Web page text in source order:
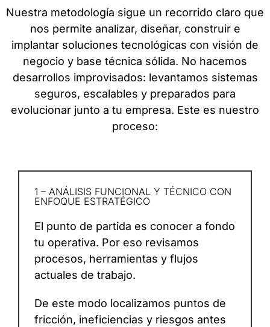
Nuestra metodología sigue un recorrido claro que
nos permite analizar, diseñar, construir e
implantar soluciones tecnológicas con visión de
negocio y base técnica sólida. No hacemos
desarrollos improvisados: levantamos sistemas
seguros, escalables y preparados para
evolucionar junto a tu empresa. Este es nuestro
proceso:
1 – ANÁLISIS FUNCIONAL Y TÉCNICO CON
ENFOQUE ESTRATÉGICO
El punto de partida es conocer a fondo
tu operativa. Por eso revisamos
procesos, herramientas y flujos
actuales de trabajo.
De este modo localizamos puntos de
fricción, ineficiencias y riesgos antes